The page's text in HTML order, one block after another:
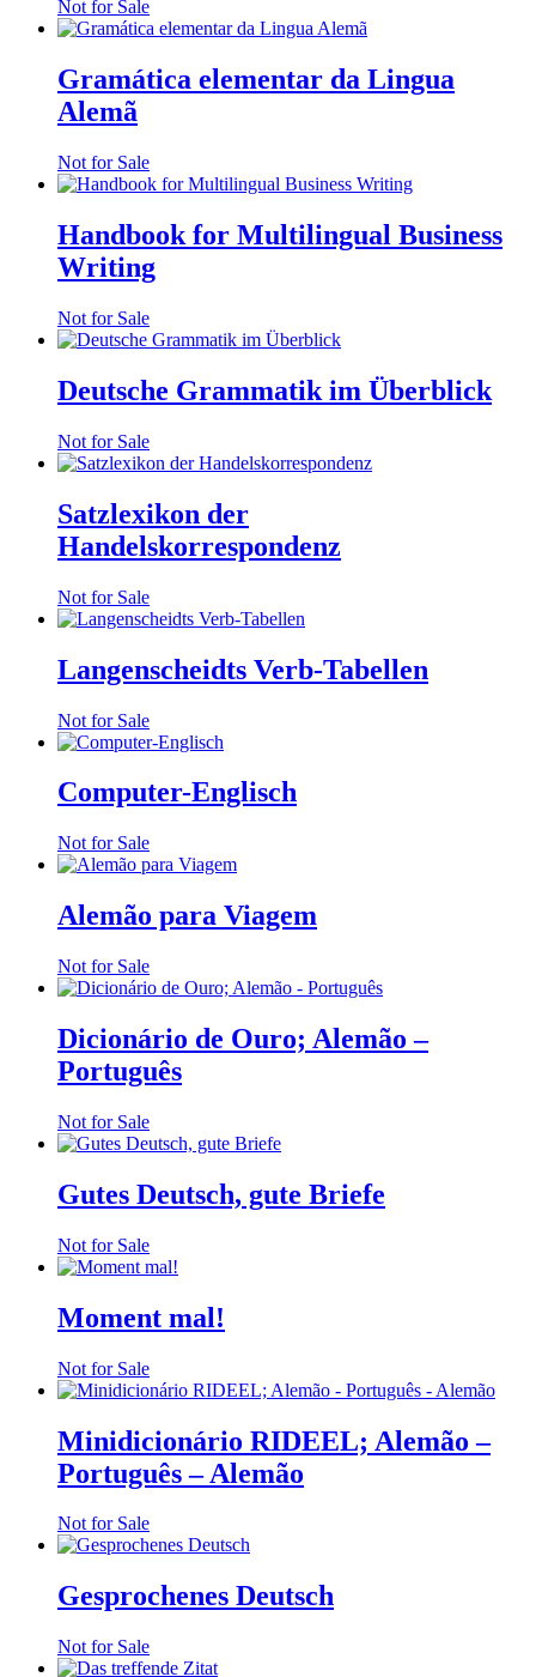
Not for Sale
Gramática elementar da Lingua
Alemã
Not for Sale
Handbook for Multilingual Business
Writing
Not for Sale
Deutsche Grammatik im Überblick
Not for Sale
Satzlexikon der
Handelskorrespondenz
Not for Sale
Langenscheidts Verb-Tabellen
Not for Sale
Computer-Englisch
Not for Sale
Alemão para Viagem
Not for Sale
Dicionário de Ouro; Alemão –
Português
Not for Sale
Gutes Deutsch, gute Briefe
Not for Sale
Moment mal!
Not for Sale
Minidicionário RIDEEL; Alemão –
Português – Alemão
Not for Sale
Gesprochenes Deutsch
Not for Sale